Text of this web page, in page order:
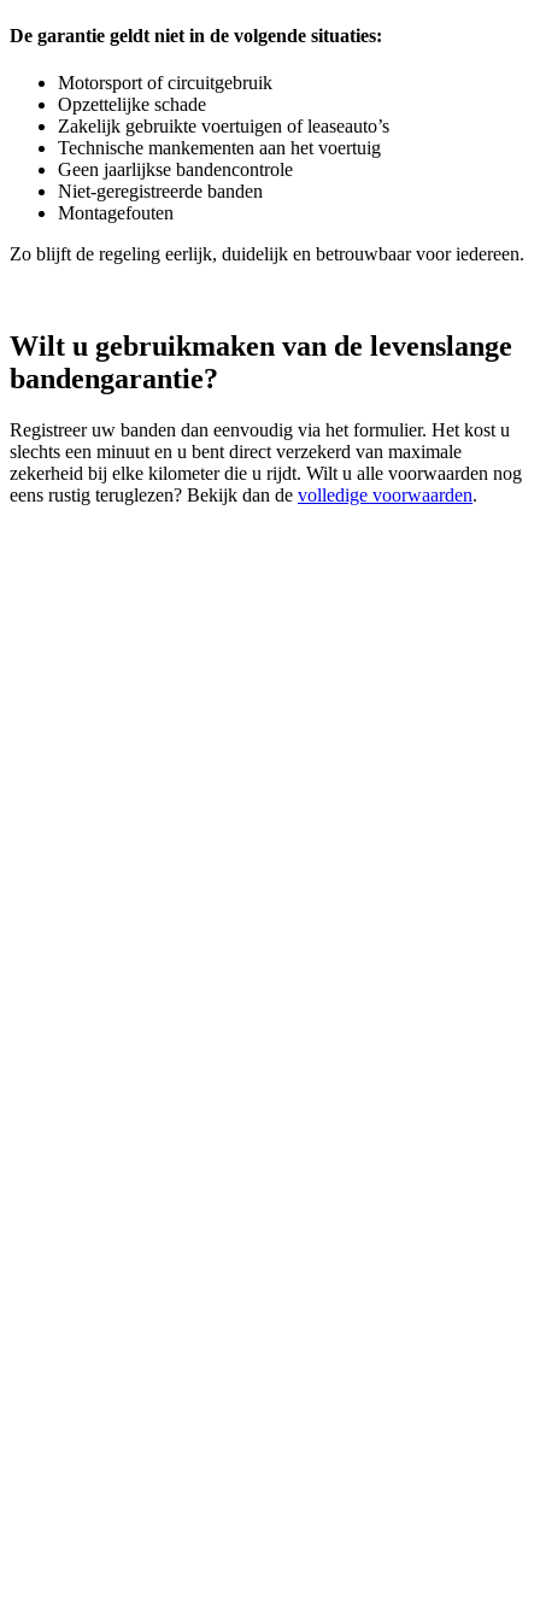
De garantie geldt niet in de volgende situaties:
Motorsport of circuitgebruik
Opzettelijke schade
Zakelijk gebruikte voertuigen of leaseauto’s
Technische mankementen aan het voertuig
Geen jaarlijkse bandencontrole
Niet‑geregistreerde banden
Montagefouten
Zo blijft de regeling eerlijk, duidelijk en betrouwbaar voor iedereen.
Wilt u gebruikmaken van de levenslange
bandengarantie?
Registreer uw banden dan eenvoudig via het formulier. Het kost u
slechts een minuut en u bent direct verzekerd van maximale
zekerheid bij elke kilometer die u rijdt. Wilt u alle voorwaarden nog
eens rustig teruglezen? Bekijk dan de volledige voorwaarden.